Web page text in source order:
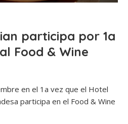
participa por 1a
Food & Wine
en el 1a vez que el Hotel
participa en el Food & Wine